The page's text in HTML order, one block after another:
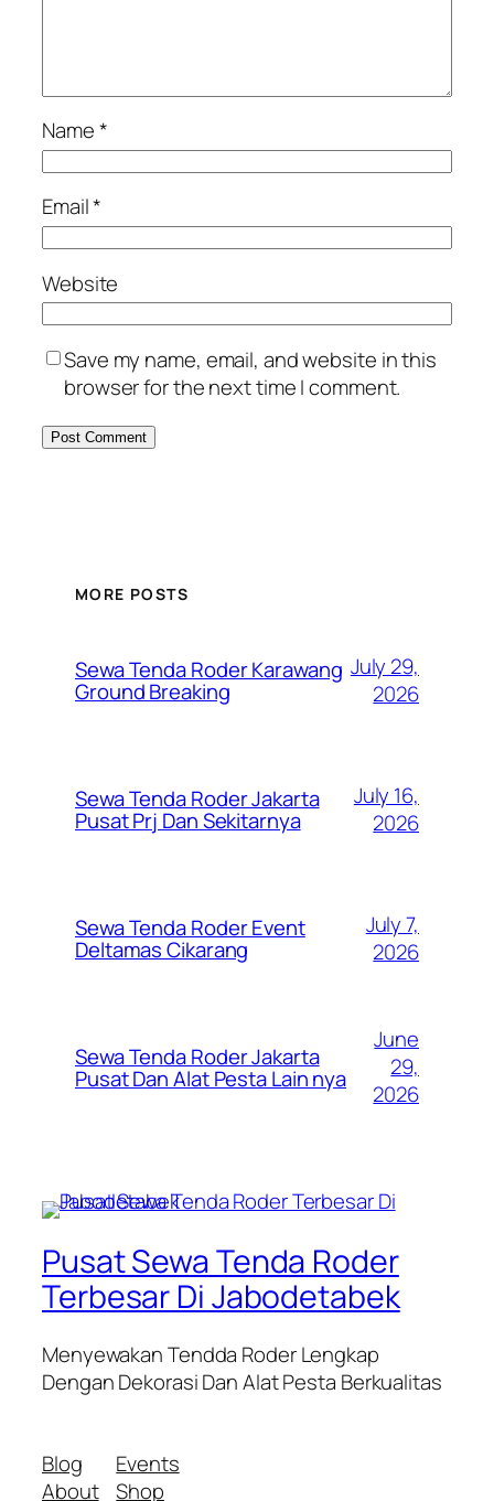
Name*
Email*
Website
Save my name, email, and website in this
browser for the next time I comment.
MORE POSTS
Sewa Tenda Roder Karawang
Ground Breaking
July 29,
2026
Sewa Tenda Roder Jakarta
Pusat Prj Dan Sekitarnya
July 16,
2026
Sewa Tenda Roder Event
Deltamas Cikarang
July 7,
2026
Sewa Tenda Roder Jakarta
Pusat Dan Alat Pesta Lain nya
June
29,
2026
Pusat Sewa Tenda Roder
Terbesar Di Jabodetabek
Menyewakan Tendda Roder Lengkap
Dengan Dekorasi Dan Alat Pesta Berkualitas
Blog
About
Events
Shop